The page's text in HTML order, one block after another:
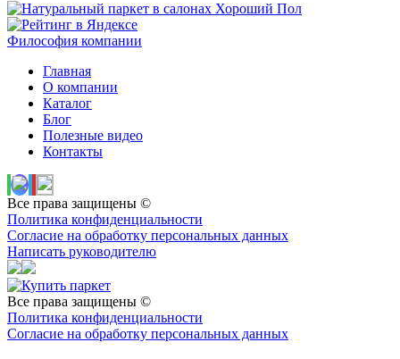
Философия компании
Главная
О компании
Каталог
Блог
Полезные видео
Контакты
Все права защищены ©
Политика конфиденциальности
Согласие на обработку персональных данных
Написать руководителю
Все права защищены ©
Политика конфиденциальности
Согласие на обработку персональных данных